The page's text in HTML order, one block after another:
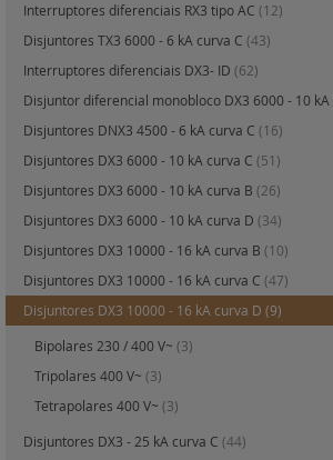
Interruptores diferenciais RX3 tipo AC (12)
Disjuntores TX3 6000 - 6 kA curva C (43)
Interruptores diferenciais DX3- ID (62)
Disjuntor diferencial monobloco DX3 6000 - 10 kA
Disjuntores DNX3 4500 - 6 kA curva C (16)
Disjuntores DX3 6000 - 10 kA curva C (51)
Disjuntores DX3 6000 - 10 kA curva B (26)
Disjuntores DX3 6000 - 10 kA curva D (34)
Disjuntores DX3 10000 - 16 kA curva B (10)
Disjuntores DX3 10000 - 16 kA curva C (47)
Disjuntores DX3 10000 - 16 kA curva D (9)
Bipolares 230 / 400 V~ (3)
Tripolares 400 V~ (3)
Tetrapolares 400 V~ (3)
Disjuntores DX3 - 25 kA curva C (44)